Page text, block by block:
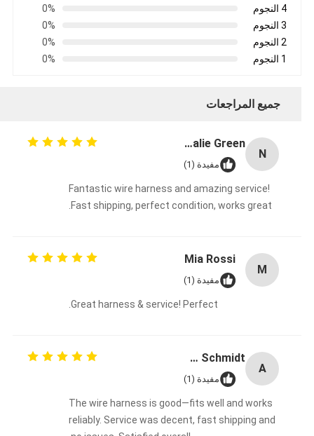
4 النجوم
0%
3 النجوم
0%
2 النجوم
0%
1 النجوم
0%
جميع المراجعات
N
Natalie Green
مفيدة (1)
Fantastic wire harness and amazing service!
Fast shipping, perfect condition, works great.
M
Mia Rossi
مفيدة (1)
Great harness & service! Perfect.
A
Anna Schmidt
مفيدة (1)
The wire harness is good—fits well and works
reliably. Service was decent, fast shipping and